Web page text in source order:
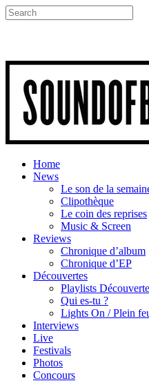
Home
News
Le son de la
Clipothèque
Le coin des reprises
Music & Screen
Reviews
Chronique d’album
Chronique d’EP
Découvertes
Playlists
Qui es-tu ?
Lights On / Plein
Interviews
Live
Festivals
Photos
Concours